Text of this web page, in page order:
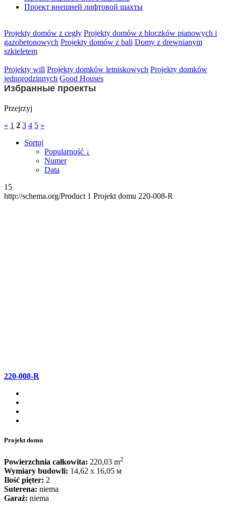
Проект внешней лифтовой шахты
Projekty domów z cegły Projekty domów z bloczków pianowych i
gazobetonowych Projekty domów z bali Domy z drewnianym
szkieletem
Projekty will Projekty domków letniskowych Projekty domków
jednorodzinnych Good Houses
Избранные проекты
Przejrzyj
« 1 2 3 4 5 »
Sortuj
Popularność ↓
Numer
Data
15
http://schema.org/Product 1 Projekt domu 220-008-R
220-008-R
Projekt domu
Powierzchnia całkowita: 220,03 m2
Wymiary budowli: 14,62 x 16,05 м
Ilość pięter: 2
Suterena: niema
Garaż: niema